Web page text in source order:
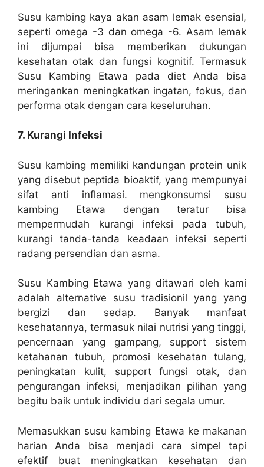
Susu kambing kaya akan asam lemak esensial,
seperti omega -3 dan omega -6. Asam lemak
ini dijumpai bisa memberikan dukungan
kesehatan otak dan fungsi kognitif. Termasuk
Susu Kambing Etawa pada diet Anda bisa
meringankan meningkatkan ingatan, fokus, dan
performa otak dengan cara keseluruhan.
7. Kurangi Infeksi
Susu kambing memiliki kandungan protein unik
yang disebut peptida bioaktif, yang mempunyai
sifat anti inflamasi. mengkonsumsi susu
kambing Etawa dengan teratur bisa
mempermudah kurangi infeksi pada tubuh,
kurangi tanda-tanda keadaan infeksi seperti
radang persendian dan asma.
Susu Kambing Etawa yang ditawari oleh kami
adalah alternative susu tradisionil yang yang
bergizi dan sedap. Banyak manfaat
kesehatannya, termasuk nilai nutrisi yang tinggi,
pencernaan yang gampang, support sistem
ketahanan tubuh, promosi kesehatan tulang,
peningkatan kulit, support fungsi otak, dan
pengurangan infeksi, menjadikan pilihan yang
begitu baik untuk individu dari segala umur.
Memasukkan susu kambing Etawa ke makanan
harian Anda bisa menjadi cara simpel tapi
efektif buat meningkatkan kesehatan dan